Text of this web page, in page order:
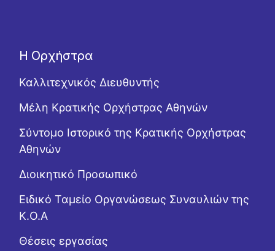
Η Ορχήστρα
Καλλιτεχνικός Διευθυντής
Μέλη Κρατικής Ορχήστρας Αθηνών
Σύντομο Ιστορικό της Κρατικής Ορχήστρας
Αθηνών
Διοικητικό Προσωπικό
Ειδικό Ταμείο Οργανώσεως Συναυλιών της
Κ.Ο.Α
Θέσεις εργασίας